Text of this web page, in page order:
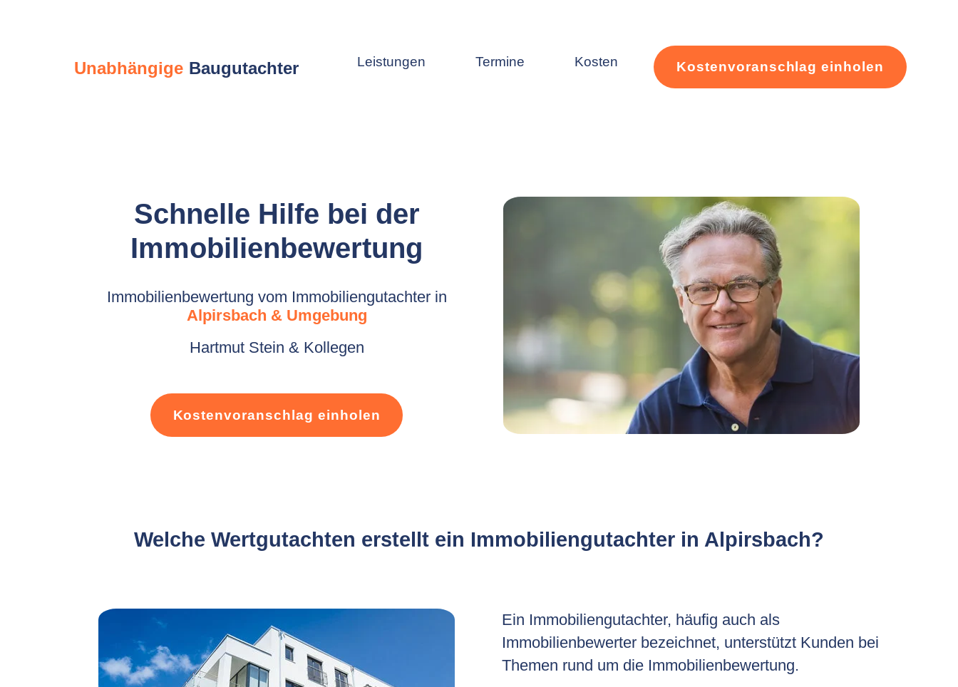
Unabhängige Baugutachter Leistungen Termine Kosten Kostenvoranschlag einholen
Schnelle Hilfe bei der
Immobilienbewertung
Immobilienbewertung vom Immobiliengutachter in
Alpirsbach & Umgebung
Hartmut Stein & Kollegen
Kostenvoranschlag einholen
Welche Wertgutachten erstellt ein Immobiliengutachter in Alpirsbach?
Ein Immobiliengutachter, häufig auch als
Immobilienbewerter bezeichnet, unterstützt Kunden bei
Themen rund um die Immobilienbewertung.